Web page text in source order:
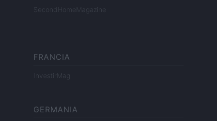
SecondHomeMagazine
FRANCIA
InvestirMag
GERMANIA